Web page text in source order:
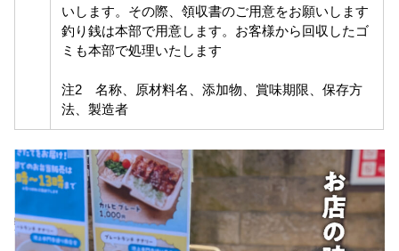
いします。その際、領収書のご用意をお願いします
釣り銭は本部で用意します。お客様から回収したゴ
ミも本部で処理いたします
注2 名称、原材料名、添加物、賞味期限、保存方
法、製造者